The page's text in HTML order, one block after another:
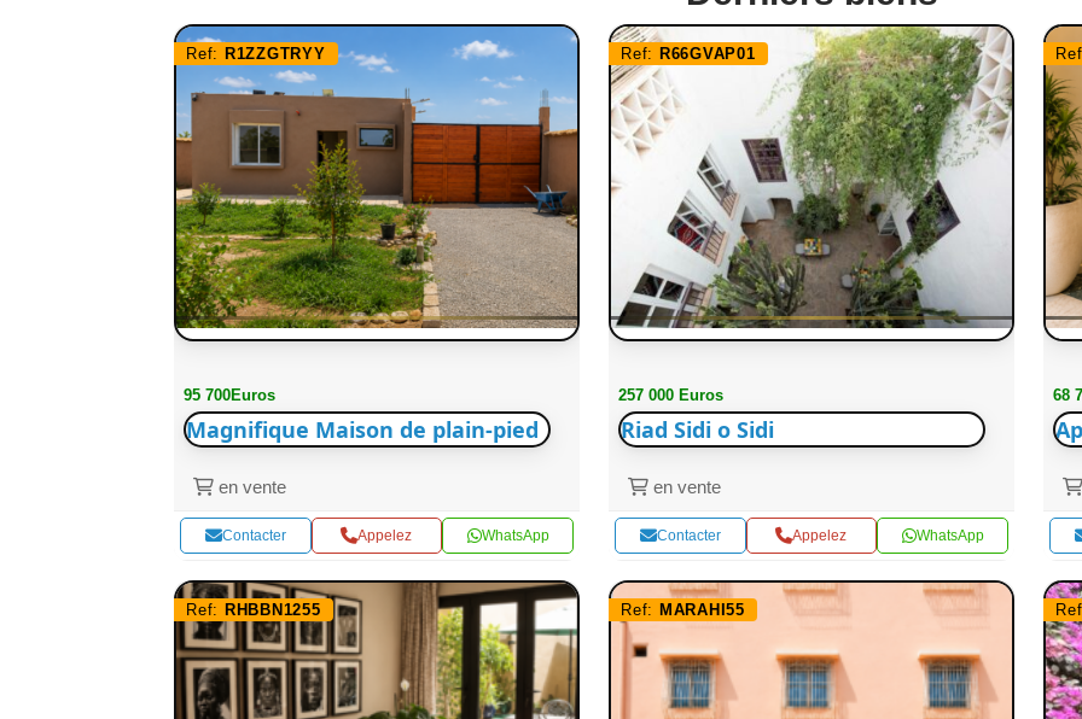
Ref: R1ZZGTRYY
95 700Euros
Magnifique Maison de plain-pied
en vente
Contacter Appelez WhatsApp
Ref: R66GVAP01
257 000 Euros
Riad Sidi o Sidi
en vente
Contacter Appelez WhatsApp
68
Ref: RHBBN1255 Ref: MARAHI55